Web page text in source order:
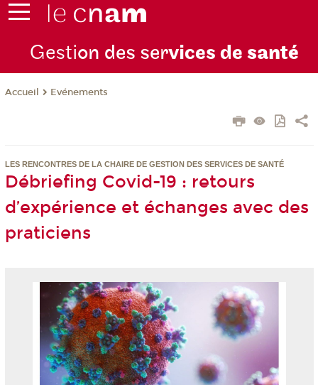
Gestion des services de santé
Accueil Evénements
LES RENCONTRES DE LA CHAIRE DE GESTION DES SERVICES DE SANTÉ
Débriefing Covid-19 : retours
d’expérience et échanges avec des
praticiens